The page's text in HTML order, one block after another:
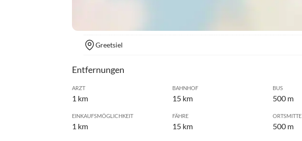
Greetsiel
Entfernungen
ARZT
1 km
BAHNHOF
15 km
BUS
500 m
EINKAUFSMÖGLICHKEIT
1 km
FÄHRE
15 km
ORTSMITTE
500 m